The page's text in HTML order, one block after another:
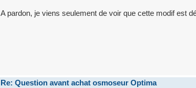
A pardon, je viens seulement de voir que cette modif est
Re: Question avant achat osmoseur Optima